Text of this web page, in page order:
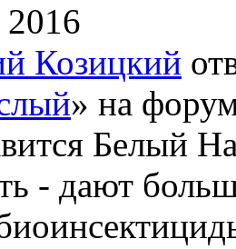
Козицкий
» на
Белый
- дают